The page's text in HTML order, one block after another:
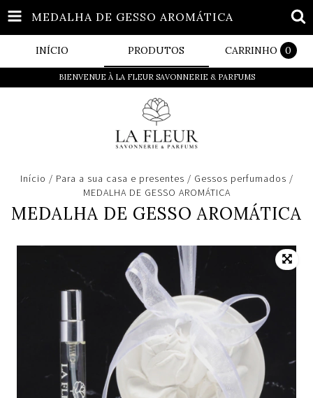
MEDALHA DE GESSO AROMÁTICA
INÍCIO PRODUTOS CARRINHO 0
BIENVENUE À LA FLEUR SAVONNERIE & PARFUMS
Início / Para a sua casa e presentes / Gessos perfumados /
MEDALHA DE GESSO AROMÁTICA
MEDALHA DE GESSO AROMÁTICA